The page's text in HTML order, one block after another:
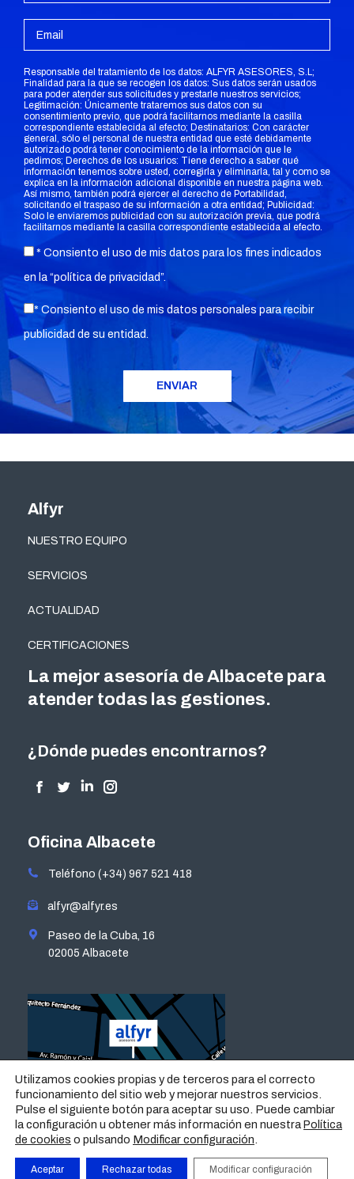
Responsable del tratamiento de los datos: ALFYR ASESORES, S.L;
Finalidad para la que se recogen los datos: Sus datos serán usados
para poder atender sus solicitudes y prestarle nuestros servicios;
Legitimación: Únicamente trataremos sus datos con su
consentimiento previo, que podrá facilitarnos mediante la casilla
correspondiente establecida al efecto; Destinatarios: Con carácter
general, sólo el personal de nuestra entidad que esté debidamente
autorizado podrá tener conocimiento de la información que le
pedimos; Derechos de los usuarios: Tiene derecho a saber qué
información tenemos sobre usted, corregirla y eliminarla, tal y como se
explica en la información adicional disponible en nuestra página web.
Así mismo, también podrá ejercer el derecho de Portabilidad,
solicitando el traspaso de su información a otra entidad; Publicidad:
Solo le enviaremos publicidad con su autorización previa, que podrá
facilitarnos mediante la casilla correspondiente establecida al efecto.
* Consiento el uso de mis datos para los fines indicados
en la “política de privacidad”.
* Consiento el uso de mis datos personales para recibir
publicidad de su entidad.
Alfyr
NUESTRO EQUIPO
SERVICIOS
ACTUALIDAD
CERTIFICACIONES
Oficina Albacete
Teléfono (+34) 967 521 418
alfyr@alfyr.es
Paseo de la Cuba, 16
02005 Albacete
¿Dónde puedes encontrarnos?
Encuéntranos en:
Facebook
opens
new
Twitter
opens
new
Linkedin
opens
new
Instagram
opens
new
La mejor asesoría de Albacete para
atender todas las gestiones.
Utilizamos cookies propias y de terceros para el correcto
funcionamiento del sitio web y mejorar nuestros servicios.
Pulse el siguiente botón para aceptar su uso. Puede cambiar
la configuración u obtener más información en nuestra Política
de cookies o pulsando Modificar configuración
Aceptar Rechazar todas Modificar configuración